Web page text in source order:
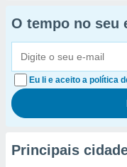
O tempo no seu
Eu li e aceito a política
Principais